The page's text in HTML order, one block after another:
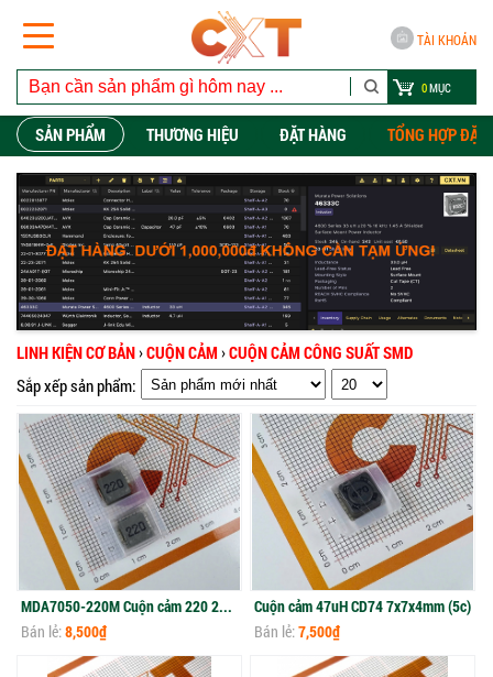
TÀI KHOẢN
0MỤC
SẢN PHẨM THƯƠNG HIỆU ĐẶT HÀNG TỔNG HỢP ĐẶT
LINH KIỆN CƠ BẢN›CUỘN CẢM ›CUỘN CẢM CÔNG SUẤT SMD
Sắp xếp sản phẩm:
MDA7050-220M Cuộn cảm 220 22uH 6.6x7.3mm SMD
Bán lẻ:8,500₫
Cuộn cảm 47uH CD74 7x7x4mm (5c)
Bán lẻ:7,500₫